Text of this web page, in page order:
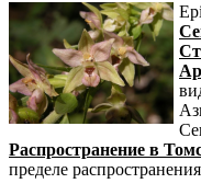
Распространение в
пределе